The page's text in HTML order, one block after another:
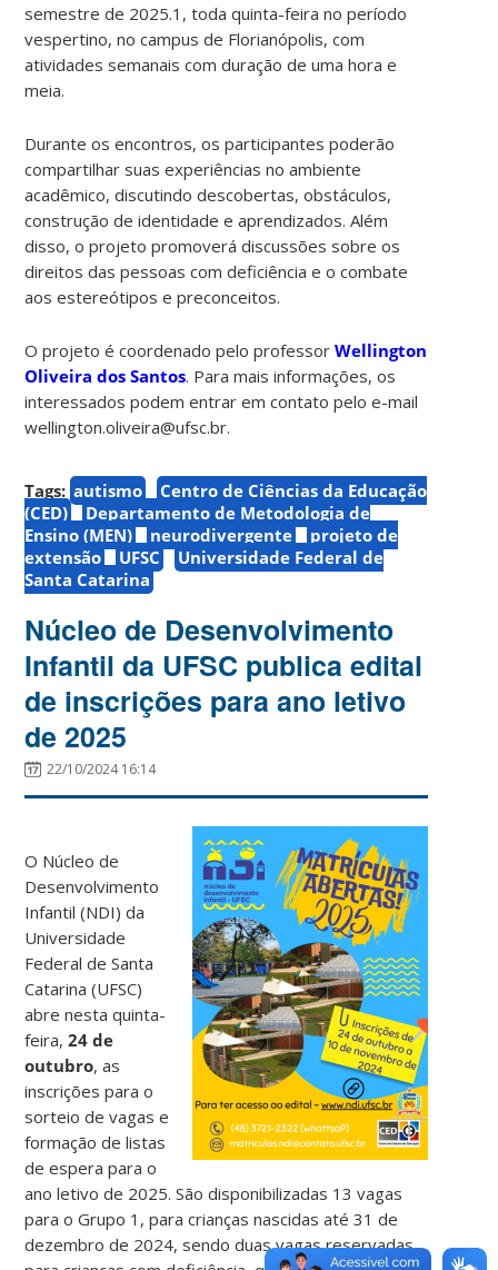
semestre de 2025.1, toda quinta-feira no período
vespertino, no campus de Florianópolis, com
atividades semanais com duração de uma hora e
meia.
Durante os encontros, os participantes poderão
compartilhar suas experiências no ambiente
acadêmico, discutindo descobertas, obstáculos,
construção de identidade e aprendizados. Além
disso, o projeto promoverá discussões sobre os
direitos das pessoas com deficiência e o combate
aos estereótipos e preconceitos.
O projeto é coordenado pelo professorWellington
Oliveira dos Santos. Para mais informações, os
interessados podem entrar em contato pelo e-mail
wellington.oliveira@ufsc.br.
Tags: autismo
Centro de Ciências da Educação
(CED)
Departamento de Metodologia de
Ensino (MEN)
neurodivergente
projeto de
extensão
UFSC
Universidade Federal de
Santa Catarina
Núcleo de Desenvolvimento
Infantil da UFSC publica edital
de inscrições para ano letivo
de 2025
22/10/2024 16:14
O Núcleo de
Desenvolvimento
Infantil (NDI) da
Universidade
Federal de Santa
Catarina (UFSC)
abre nesta quinta-
feira,24 de
outubro, as
inscrições para o
sorteio de vagas e
formação de listas
de espera para o
ano letivo de 2025. São disponibilizadas 13 vagas
para o Grupo 1, para crianças nascidas até 31 de
dezembro de 2024, sendo duas vagas reservadas